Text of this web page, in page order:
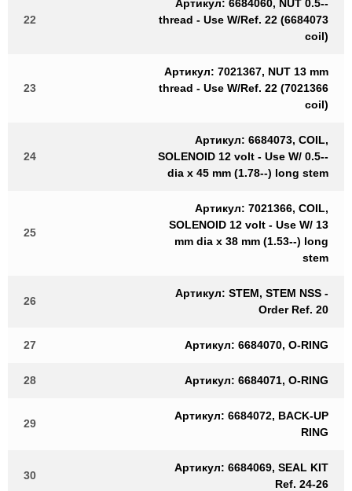
22
Артикул: 6684060, NUT 0.5--
thread - Use W/Ref. 22 (6684073
coil)
23
Артикул: 7021367, NUT 13 mm
thread - Use W/Ref. 22 (7021366
coil)
24
Артикул: 6684073, COIL,
SOLENOID 12 volt - Use W/ 0.5--
dia x 45 mm (1.78--) long stem
25
Артикул: 7021366, COIL,
SOLENOID 12 volt - Use W/ 13
mm dia x 38 mm (1.53--) long
stem
26
Артикул: STEM, STEM NSS -
Order Ref. 20
27 Артикул: 6684070, O-RING
28 Артикул: 6684071, O-RING
29
Артикул: 6684072, BACK-UP
RING
30
Артикул: 6684069, SEAL KIT
Ref. 24-26